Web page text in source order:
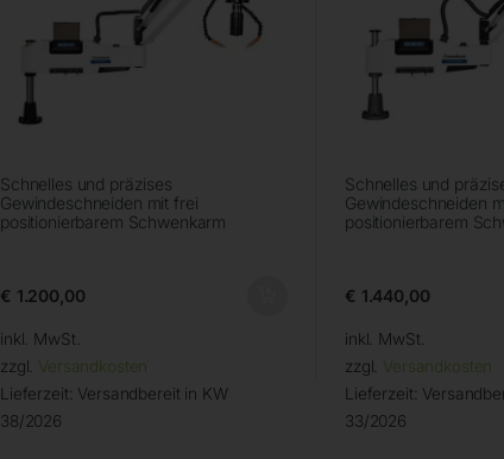
Schnelles und präzises
Gewindeschneiden mit frei
positionierbarem Schwenkarm
€ 1.200,00
inkl. MwSt.
zzgl. Versandkosten
Lieferzeit: Versandbereit in KW
38/2026
Schnelles und
Gewindeschneiden
positionierbarem
€ 1.440,00
inkl. MwSt.
zzgl. Versandkosten
Lieferzeit:
33/2026